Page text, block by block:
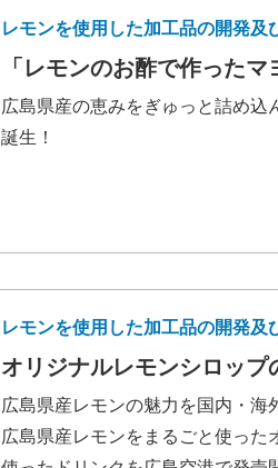
レモンを使用した加工品の開発及
「レモンのお酢で作った
広島県産の恵みをぎゅっと詰め
誕生！
レモンを使用した加工品の開発及
オリジナルレモンシロップ
広島県産レモンの魅力を国内・海
広島県産レモンをまるごと使っ